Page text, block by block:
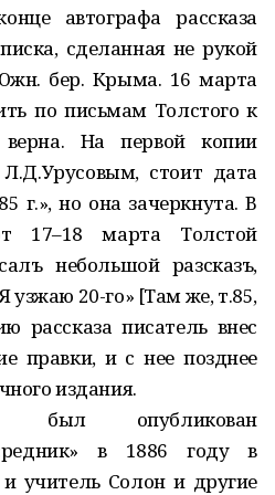
автографа рассказа
сделанная не рукой
бер. Крыма. 16 марта
по письмам Толстого к
На первой копии
Л.Д.Урусовым, стоит дата
г.», но она зачеркнута. В
17–18 марта Толстой
небольшой разсказъ,
20-го» [Там же, т.85,
рассказа писатель внес
правки, и с нее позднее
издания.
был опубликован
в 1886 году в
учитель Солон и другие